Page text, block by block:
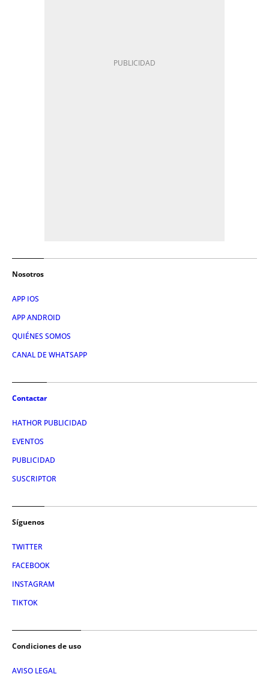
Nosotros
APP IOS
APP ANDROID
QUIÉNES SOMOS
CANAL DE WHATSAPP
Contactar
HATHOR PUBLICIDAD
EVENTOS
PUBLICIDAD
SUSCRIPTOR
Síguenos
TWITTER
FACEBOOK
INSTAGRAM
TIKTOK
Condiciones de uso
AVISO LEGAL